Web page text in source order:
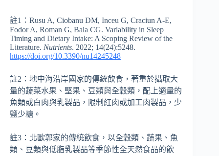
註1：Rusu A, Ciobanu DM, Inceu G, Craciun A-E,
Fodor A, Roman G, Bala CG. Variability in Sleep
Timing and Dietary Intake: A Scoping Review of the
Literature. Nutrients. 2022; 14(24):5248.
https://doi.org/10.3390/nu14245248
註2：地中海沿岸國家的傳統飲食，著重於攝取大
量的蔬菜水果、堅果、豆類與全穀類，配上適量的
魚類或白肉與乳製品，限制紅肉或加工肉製品，少
鹽少糖。
註3：北歐郭家的傳統飲食，以全穀類、蔬果、魚
類、豆類與低脂乳製品等季節性全天然食品的飲